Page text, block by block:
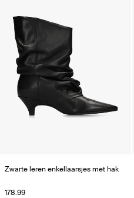
Zwarte leren enkellaarsjes met hak
178.99